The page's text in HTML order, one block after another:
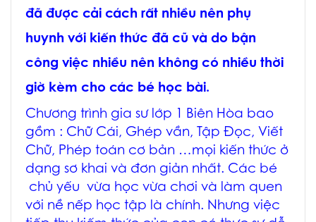
đã được cải cách rất nhiều nên phụ
huynh với kiến thức đã cũ và do bận
công việc nhiều nên không có nhiều thời
giờ kèm cho các bé học bài.
Chương trình gia sư lớp 1 Biên Hòa bao
gồm : Chữ Cái, Ghép vần, Tập Đọc, Viết
Chữ, Phép toán cơ bản …mọi kiến thức ở
dạng sơ khai và đơn giản nhất. Các bé
chủ yếu vừa học vừa chơi và làm quen
với nề nếp học tập là chính. Nhưng việc